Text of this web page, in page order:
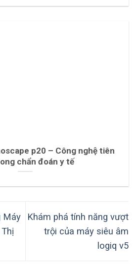
p20 – Công nghệ tiên
chẩn đoán y tế
Máy
Khám phá tính năng vượt
trội của máy siêu âm
logiq v5